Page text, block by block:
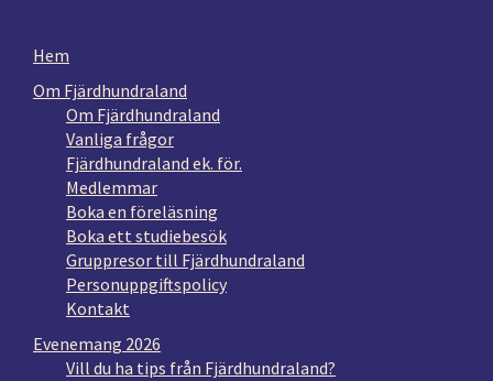
Hem
Om Fjärdhundraland
Om Fjärdhundraland
Vanliga frågor
Fjärdhundraland ek. för.
Medlemmar
Boka en föreläsning
Boka ett studiebesök
Gruppresor till Fjärdhundraland
Personuppgiftspolicy
Kontakt
Evenemang 2026
Vill du ha tips från Fjärdhundraland?